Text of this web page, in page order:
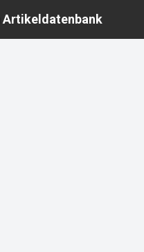
Artikeldatenbank